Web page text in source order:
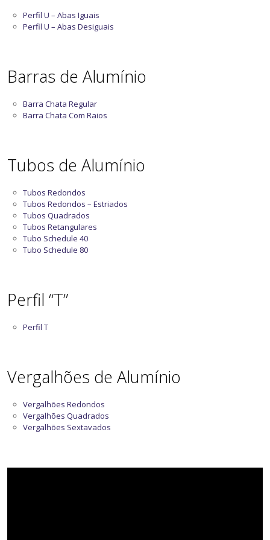
Perfil U – Abas Iguais
Perfil U – Abas Desiguais
Barras de Alumínio
Barra Chata Regular
Barra Chata Com Raios
Tubos de Alumínio
Tubos Redondos
Tubos Redondos – Estriados
Tubos Quadrados
Tubos Retangulares
Tubo Schedule 40
Tubo Schedule 80
Perfil “T”
Perfil T
Vergalhões de Alumínio
Vergalhões Redondos
Vergalhões Quadrados
Vergalhões Sextavados